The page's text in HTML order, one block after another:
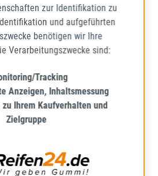
zur Identifikation zu
und aufgeführten
benötigen wir Ihre
Verarbeitungszwecke sind:
Tracking
Anzeigen, Inhaltsmessung
zu Ihrem Kaufverhalten und
Zielgruppe